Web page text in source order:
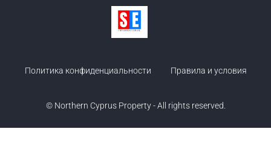
Политика конфиденциальности Правила и условия
© Northern Cyprus Property - All rights reserved.